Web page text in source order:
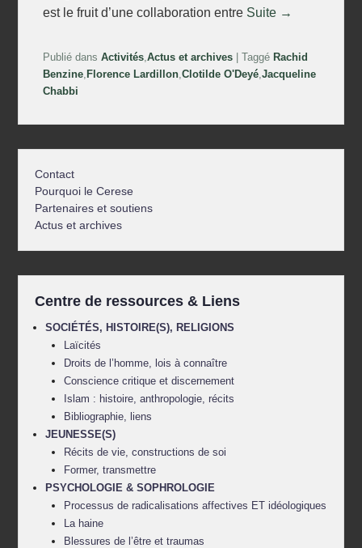
est le fruit d’une collaboration entre Suite →
Publié dans Activités ,Actus et archives |Taggé Rachid
Benzine Florence Lardillon ,Clotilde O'Deyé ,Jacqueline
Chabbi
Contact
Pourquoi le Cerese
Partenaires et soutiens
Actus et archives
Centre de ressources & Liens
SOCIÉTÉS, HISTOIRE(S), RELIGIONS
Laïcités
Droits de l’homme, lois à connaître
Conscience critique et discernement
Islam : histoire, anthropologie, récits
Bibliographie, liens
JEUNESSE(S)
Récits de vie, constructions de soi
Former, transmettre
PSYCHOLOGIE & SOPHROLOGIE
Processus de radicalisations affectives ET idéologiques
La haine
Blessures de l’être et traumas